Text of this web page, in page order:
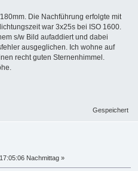
Die Nachführung erfolgte mit
war 3x25s bei ISO 1600.
s/w Bild aufaddiert und dabei
ausgeglichen. Ich wohne auf
recht guten Sternenhimmel.
Gespeichert
Nachmittag »